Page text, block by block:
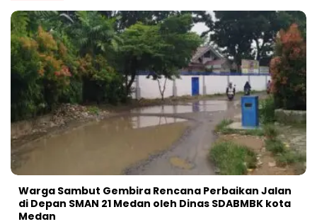
Warga Sambut Gembira Rencana Perbaikan Jalan
di Depan SMAN 21 Medan oleh Dinas SDABMBK kota
Medan